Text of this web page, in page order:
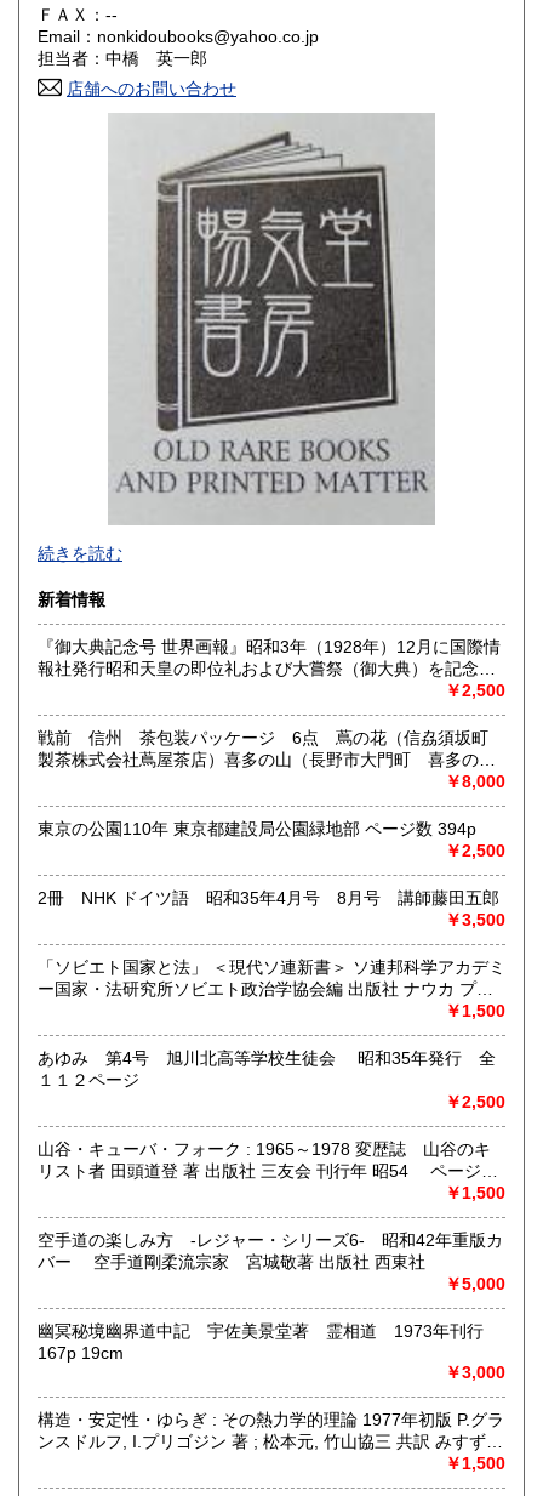
香川県 180円 愛媛県
高知県
180円 長崎県
180円 大分県
180円 鹿児島県
180円
ＦＡＸ：--
Email：nonkidoubooks@yahoo.co.jp
担当者：中橋 英一郎
店舗へのお問い合わせ
最寄駅：花小金井
営業時間：10:00〜18:00
定休日：不定休
古本・骨董品の出張買取のお申込み・ご予約は、お電話・ま
たはメールにて承っております。 お気軽にお問合わせくださ
出張費は無料です。旧家、蔵のあるお宅、昭和40年以前の古
いお宅の買取は、遠方でも大歓迎です。
取り扱い分野
社会科学、美術工芸、古典籍、近代文献、外国書
続きを読む
新着情報
『御大典記念号 世界画報』昭和3年（1928年）12月に国際情
報社発行昭和天皇の即位礼および大嘗祭（御大典）を記念す
るグラフ雑誌の臨時増刊号です。当時の儀式の様子や関連行
事を写した貴重な写真や解説が多数収録されています。
￥2,500
戦前 信州 茶包装パッケージ 6点 蔦の花（信劦須坂町
製茶株式会社蔦屋茶店）喜多の山（長野市大門町 喜多の園
本店）西沢園（長野県中堅町 西澤園本舗）梅の花（信州須
坂市梅の園茶店）奈良此園（信州中野町 西澤茶舗）美泉瀧
（信州長野市新町 茶間屋美濃久商店）瀧の音（信濃吉田本
￥8,000
東京の公園110年 東京都建設局公園緑地部 ページ数 394p
￥2,500
2冊 NHK ドイツ語 昭和35年4月号 8月号 講師藤田五郎
￥3,500
「ソビエト国家と法」 ＜現代ソ連新書＞ ソ連邦科学アカデミ
ー国家・法研究所ソビエト政治学協会編 出版社 ナウカ プロ
￥1,500
あゆみ 第4号 旭川北高等学校生徒会 昭和35年発行 全
１１２ページ
￥2,500
山谷・キューバ・フォーク : 1965～1978 変歴誌 山谷のキ
リスト者 田頭道登 著 出版社 三友会 刊行年 昭54 ページ数
￥1,500
空手道の楽しみ方 -レジャー・シリーズ6- 昭和42年重版カ
バー 空手道剛柔流宗家 宮城敬著 出版社 西東社
￥5,000
幽冥秘境幽界道中記 宇佐美景堂著 霊相道 1973年刊行
167p 19cm
￥3,000
構造・安定性・ゆらぎ : その熱力学的理論 1977年初版 P.グラ
ンスドルフ, I.プリゴジン 著 ; 松本元, 竹山協三 共訳 みすず書
房〈熱力学の方法を、平衡はもとより非線形性や不安定性を
も含むあらゆる現象へ拡張できないであろうか？ ……新し
￥1,500